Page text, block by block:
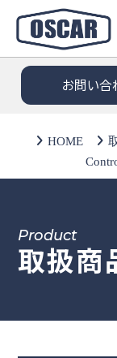
お問い合
HOME
Product
取扱商